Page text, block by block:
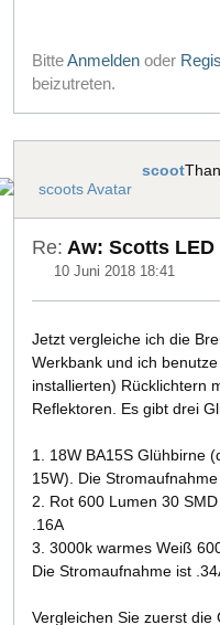
BitteAnmelden oder
beizutreten.
scoot
Re: Aw: Scotts
10 Juni 2018 18:41
Jetzt vergleiche ich die
Werkbank und ich
installierten) Rücklichtern
Reflektoren. Es gibt drei
1. 18W BA15S Glühbirne
15W). Die
2. Rot 600 Lumen 30
.16A
3. 3000k warmes Weiß
Die Stromaufnahme ist
Vergleichen Sie zuerst